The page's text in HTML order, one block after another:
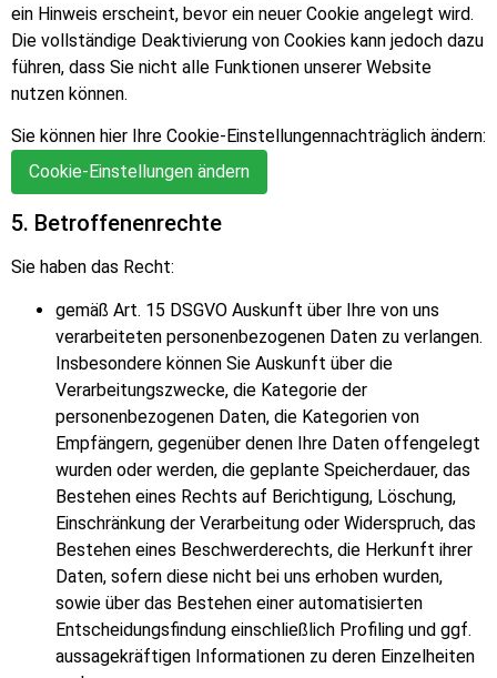
ein Hinweis erscheint, bevor ein neuer Cookie angelegt wird.
Die vollständige Deaktivierung von Cookies kann jedoch dazu
führen, dass Sie nicht alle Funktionen unserer Website
nutzen können.
Sie können hier Ihre Cookie-Einstellungennachträglich ändern:
Cookie-Einstellungen ändern
5. Betroffenenrechte
Sie haben das Recht:
gemäß Art. 15 DSGVO Auskunft über Ihre von uns
verarbeiteten personenbezogenen Daten zu verlangen.
Insbesondere können Sie Auskunft über die
Verarbeitungszwecke, die Kategorie der
personenbezogenen Daten, die Kategorien von
Empfängern, gegenüber denen Ihre Daten offengelegt
wurden oder werden, die geplante Speicherdauer, das
Bestehen eines Rechts auf Berichtigung, Löschung,
Einschränkung der Verarbeitung oder Widerspruch, das
Bestehen eines Beschwerderechts, die Herkunft ihrer
Daten, sofern diese nicht bei uns erhoben wurden,
sowie über das Bestehen einer automatisierten
Entscheidungsfindung einschließlich Profiling und ggf.
aussagekräftigen Informationen zu deren Einzelheiten